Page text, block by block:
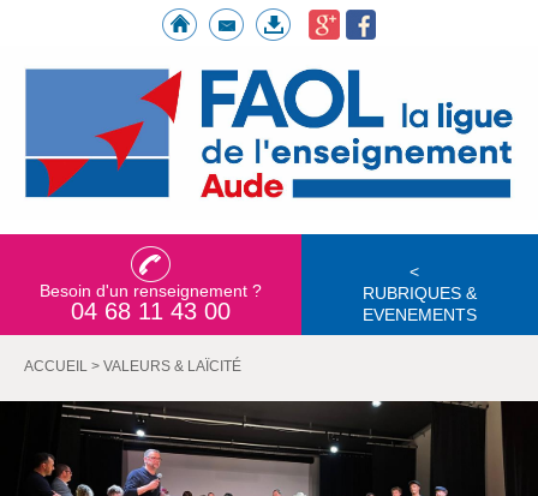
Besoin d'un renseignement ?
04 68 11 43 00
<
RUBRIQUES &
EVENEMENTS
ACCUEIL > VALEURS & LAÏCITÉ